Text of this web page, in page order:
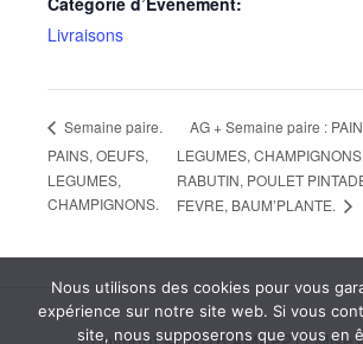
Livraisons
Semaine paire.
PAINS, OEUFS,
LEGUMES,
CHAMPIGNONS.
AG + Semaine paire :
LEGUMES,
RABUTIN, POULET
FEVRE, BAUM’PLANTE.
Nous utilisons des cookies pour vous
expérience sur notre site web. Si vous
site, nous supposerons que vous en